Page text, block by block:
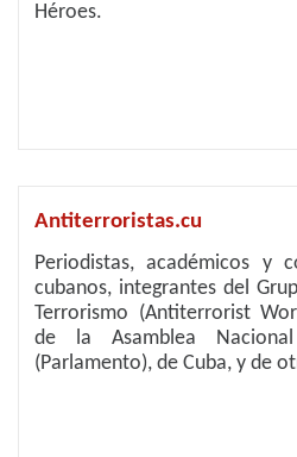
Héroes.
Antiterroristas.cu
Periodistas, académicos y
cubanos, integrantes del
Terrorismo (Antiterrorist
de la Asamblea
(Parlamento), de Cuba, y de